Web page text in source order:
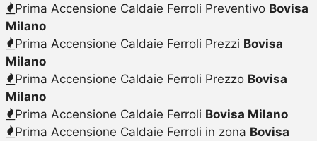
Prima Accensione Caldaie Ferroli Preventivo Bovisa
Milano
Prima Accensione Caldaie Ferroli Prezzi Bovisa
Milano
Prima Accensione Caldaie Ferroli Prezzo Bovisa
Milano
Prima Accensione Caldaie Ferroli Bovisa Milano
Prima Accensione Caldaie Ferroli in zona Bovisa